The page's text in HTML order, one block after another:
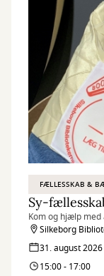
FÆLLESSKAB &
Kom og hjælp
Silkeborg
31. august 2026
15:00 - 17:00